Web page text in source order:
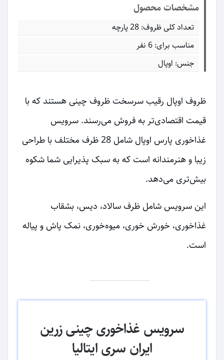
مشخصات محصول
تعداد کلی ظروف: 28 پارچه
مناسب برای: 6 نفر
جنس: اوپال
ظروف اوپال رقیب سرسخت ظروف چینی هستند که با
قیمت اقتصادی‌تر به فروش می‌رسند. سرویس
غذاخوری پارس اوپال شامل 28 ظرف مختلف با طراحی
زیبا و هنرمندانه است که به سبک پذیرایی شما شکوه
بیش‌تری می‌دهد.
این سرویس شامل ظرف سالاد، دیس، بشقاب
غذاخوری، خورش خوری، میوه‌خوری، نمک پاش و پیاله
است.
سرویس غذاخوری چینی زرین
ایران سری ایتالیا